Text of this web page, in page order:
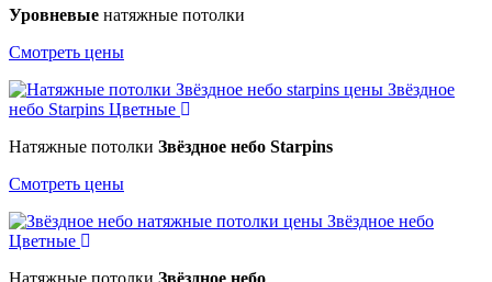
Уровневые натяжные потолки
Смотреть цены
Звёздное
небо Starpins Цветные
Натяжные потолки Звёздное небо Starpins
Смотреть цены
Звёздное небо
Цветные
Натяжные потолки Звёздное небо